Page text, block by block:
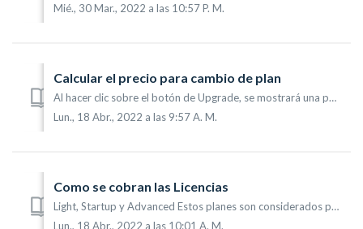
Mié., 30 Mar., 2022 a las 10:57 P. M.
Calcular el precio para cambio de plan
Al hacer clic sobre el botón de Upgrade, se mostrará una pantalla para hacer el pago de la licencia o pago del valor referente a la alteración del plan vige...
Lun., 18 Abr., 2022 a las 9:57 A. M.
Como se cobran las Licencias
Light, Startup y Advanced Estos planes son considerados prepagos.y el cobro de los mismos se hace a través de Paypal el representante de 4YouSee en su país...
Lun., 18 Abr., 2022 a las 10:01 A. M.